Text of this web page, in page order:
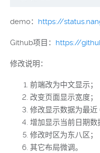
demo： https://
Github项目： https://
修改说明：
前端改为中文显示；
改变页面显示宽度；
修改显示数据为最近
增加显示当前日期数
修改时区为东八区；
其它布局微调。